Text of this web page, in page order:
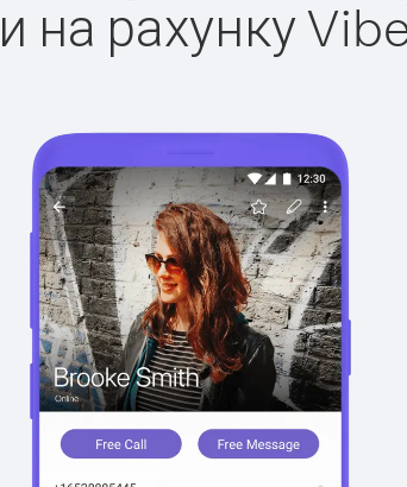
на рахунку